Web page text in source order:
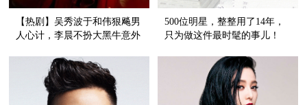
【热剧】吴秀波于和伟狠飚男
人心计，李晨不扮大黑牛意外
500位明星，整整用了14年，
只为做这件最时髦的事儿！